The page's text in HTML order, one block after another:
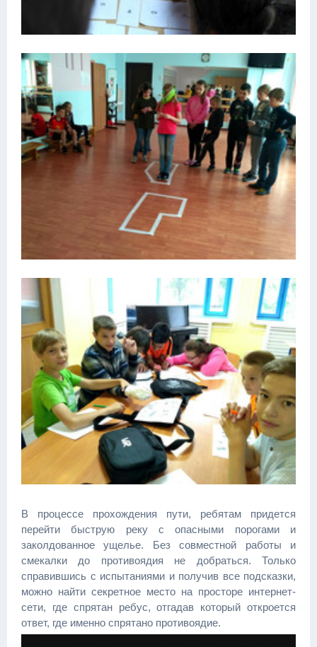
В процессе прохождения пути, ребятам придется
перейти быструю реку с опасными порогами и
заколдованное ущелье. Без совместной работы и
смекалки до противоядия не добраться. Только
справившись с испытаниями и получив все подсказки,
можно найти секретное место на просторе интернет-
сети, где спрятан ребус, отгадав который откроется
ответ, где именно спрятано противоядие.